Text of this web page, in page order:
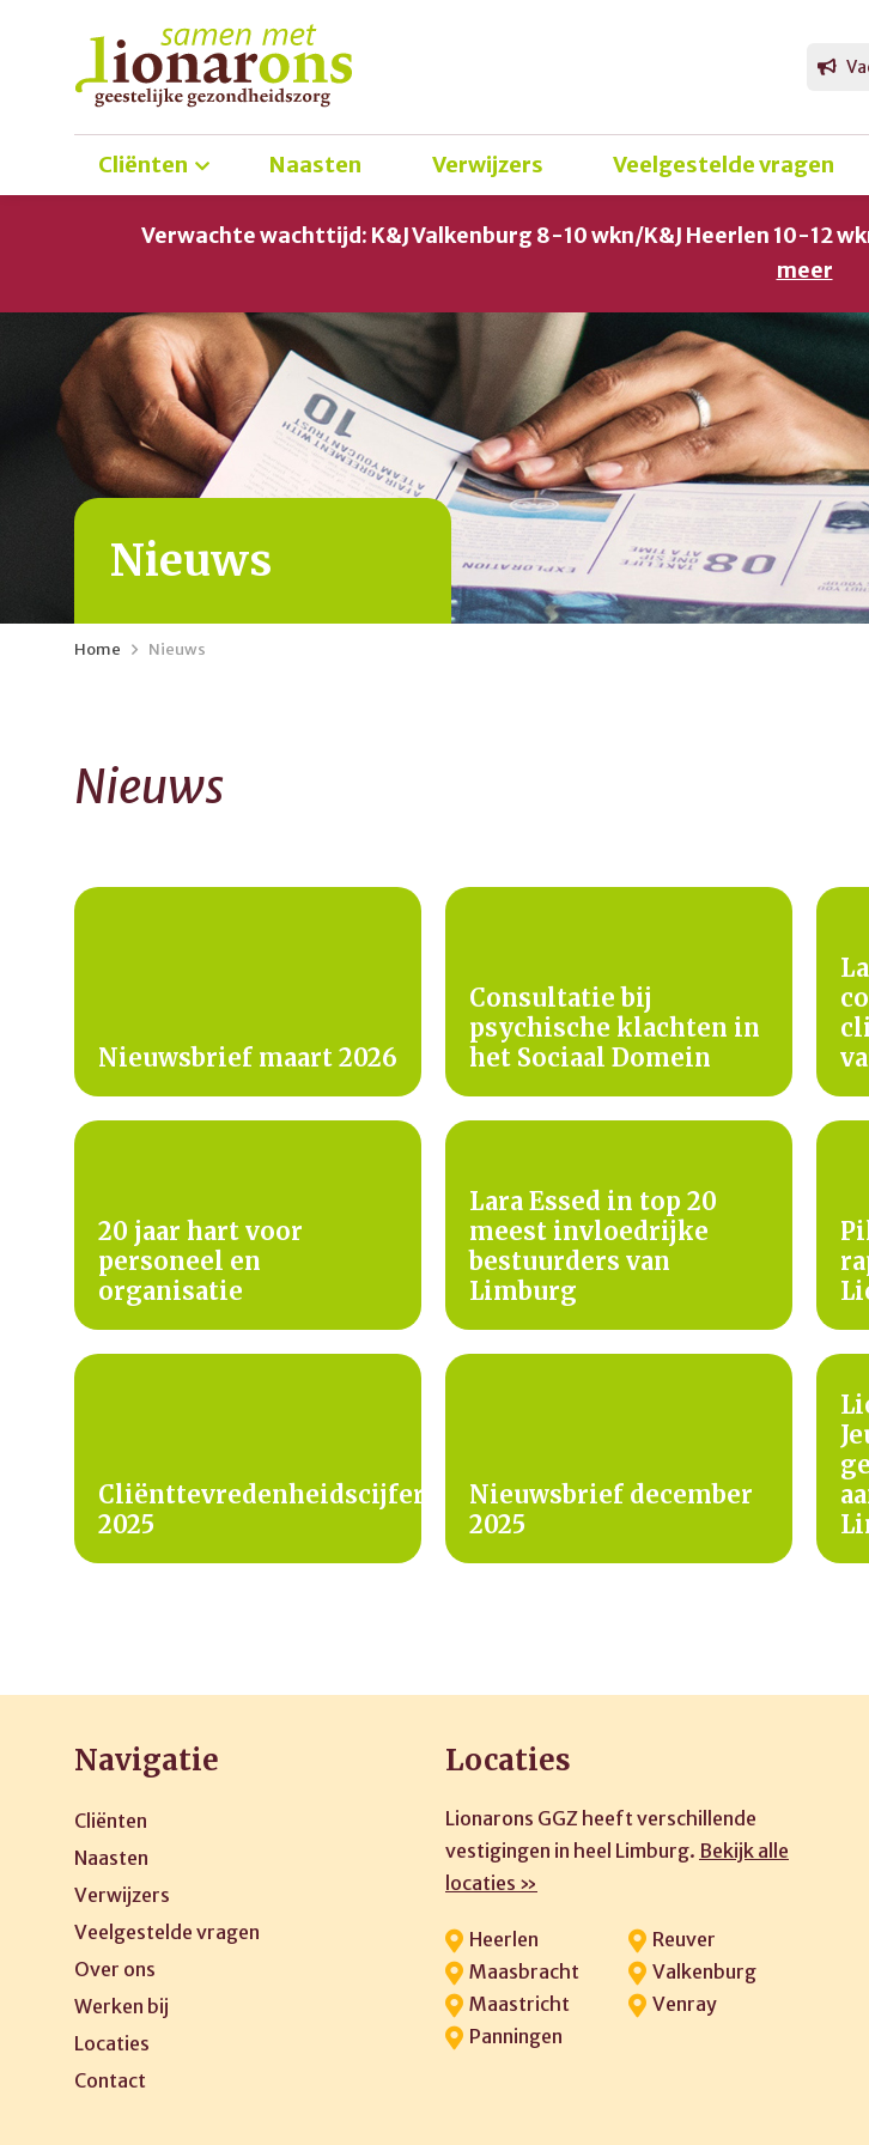
Cliënten Naasten Verwijzers Veelgestelde vragen
Verwachte wachttijd: K&J Valkenburg 8-10 wkn/K&J Heerlen 10-12
meer
Nieuws
Home > Nieuws
Nieuws
Nieuwsbrief maart 2026
Consultatie bij
psychische klachten in
het Sociaal Domein
20 jaar hart voor
personeel en
organisatie
Lara Essed in top 20
meest invloedrijke
bestuurders van
Limburg
Cliënttevredenheidscijfers
2025
Nieuwsbrief december
2025
Navigatie
Cliënten
Naasten
Verwijzers
Veelgestelde vragen
Over ons
Werken bij
Locaties
Contact
Locaties
Lionarons GGZ heeft verschillende
vestigingen in heel Limburg. Bekijk alle
locaties »
Heerlen
Maasbracht
Maastricht
Panningen
Reuver
Valkenburg
Venray